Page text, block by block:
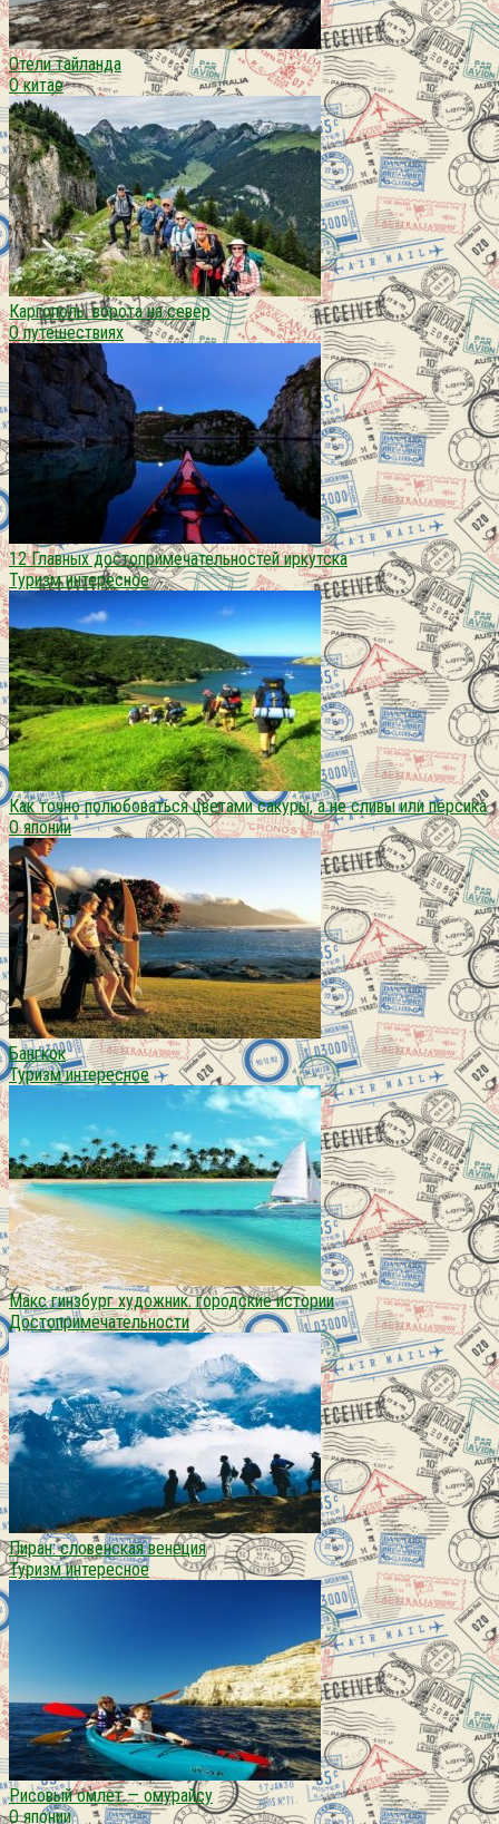
Отели тайланда
О китае
Каргополь: ворота на север
О путешествиях
12 Главных достопримечательностей иркутска
Туризм интересное
Как точно полюбоваться цветами сакуры, а не сливы или персика
О японии
Бангкок
Туризм интересное
Макс гинзбург художник. городские истории
Достопримечательности
Пиран: словенская венеция
Туризм интересное
Рисовый омлет — омурайсу
О японии